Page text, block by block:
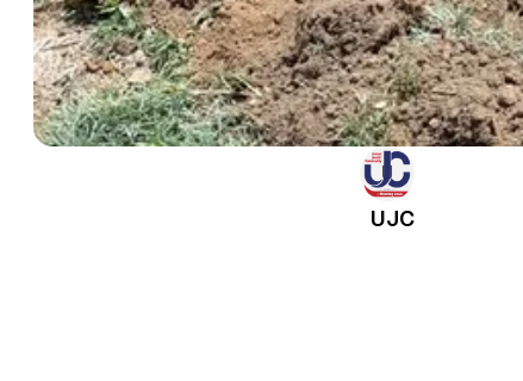
UJC